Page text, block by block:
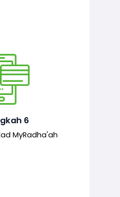
6
MyRadha'ah
diluluskan, kad
akan dijana.